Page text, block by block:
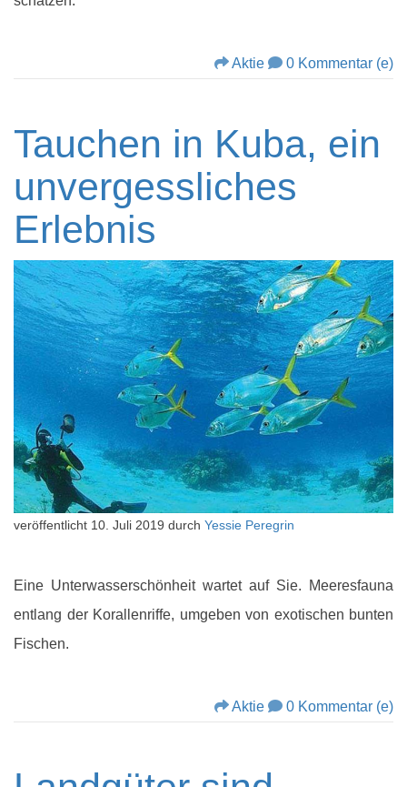
Aktie 0 Kommentar (e)
Tauchen in Kuba, ein
unvergessliches
Erlebnis
veröffentlicht 10. Juli 2019 durch Yessie Peregrin
Eine Unterwasserschönheit wartet auf Sie. Meeresfauna
entlang der Korallenriffe, umgeben von exotischen bunten
Fischen.
Aktie 0 Kommentar (e)